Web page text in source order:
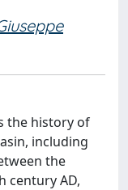
the history of
including
the
century AD,